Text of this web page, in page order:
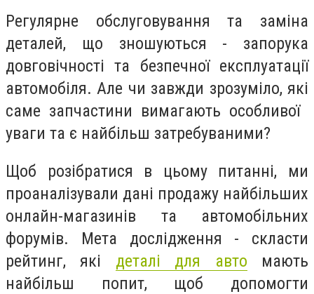
Регулярне обслуговування та заміна
деталей, що зношуються - запорука
довговічності та безпечної експлуатації
автомобіля. Але чи завжди зрозуміло, які
саме запчастини вимагають особливої ​​
уваги та є найбільш затребуваними?
Щоб розібратися в цьому питанні, ми
проаналізували дані продажу найбільших
онлайн-магазинів та автомобільних
форумів. Мета дослідження - скласти
рейтинг, які деталі для авто мають
найбільш попит, щоб допомогти